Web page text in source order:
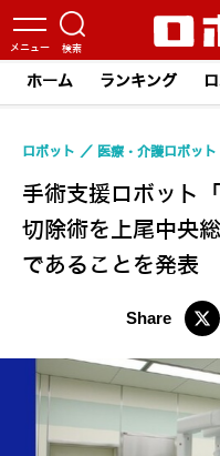
ホーム ランキング
手術支援ロボット
切除術を上尾中央
であることを発表
ロボット 医療・介護ロボット